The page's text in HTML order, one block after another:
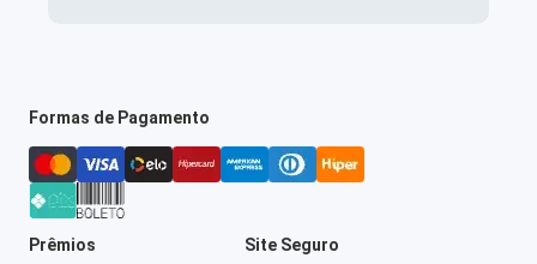
Formas de Pagamento
Prêmios Site Seguro